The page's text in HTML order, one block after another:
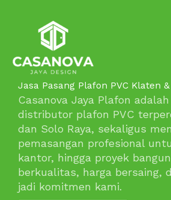
Jasa Pasang Plafon PVC Klaten
Casanova Jaya Plafon
distributor plafon PVC
dan Solo Raya, sekaligus
pemasangan profesional
kantor, hingga proyek
berkualitas, harga bersaing,
jadi komitmen kami.